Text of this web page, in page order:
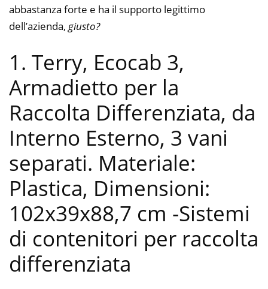
abbastanza forte e ha il supporto legittimo
dell’azienda, giusto?
1. Terry, Ecocab 3,
Armadietto per la
Raccolta Differenziata, da
Interno Esterno, 3 vani
separati. Materiale:
Plastica, Dimensioni:
102x39x88,7 cm -Sistemi
di contenitori per raccolta
differenziata